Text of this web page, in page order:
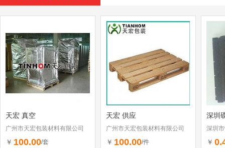
天宏 真空
广州市天宏包装材料有限公司
￥ 100.00/套
天宏 供应
广州市天宏包装材料有限公司
￥ 100.00/件
深圳
深圳
￥